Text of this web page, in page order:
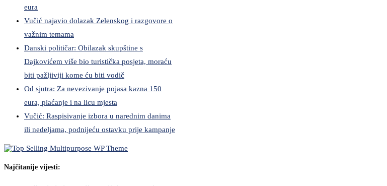
eura
Vučić najavio dolazak Zelenskog i razgovore o
važnim temama
Danski političar: Obilazak skupštine s
Dajkovićem više bio turistička posjeta, moraću
biti pažljiviji kome ću biti vodič
Od sjutra: Za nevezivanje pojasa kazna 150
eura, plaćanje i na licu mjesta
Vučić: Raspisivanje izbora u narednim danima
ili nedeljama, podnijeću ostavku prije kampanje
Najčitanije vijesti: